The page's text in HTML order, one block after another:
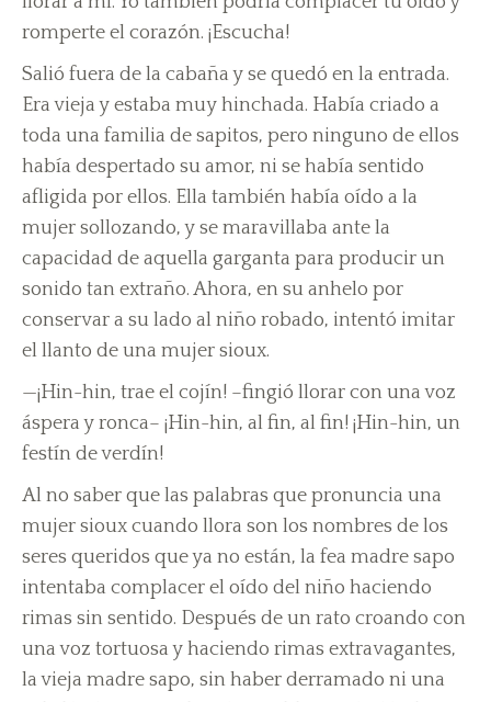
romperte el corazón. ¡Escucha!
Salió fuera de la cabaña y se quedó en la entrada.
Era vieja y estaba muy hinchada. Había criado a
toda una familia de sapitos, pero ninguno de ellos
había despertado su amor, ni se había sentido
afligida por ellos. Ella también había oído a la
mujer sollozando, y se maravillaba ante la
capacidad de aquella garganta para producir un
sonido tan extraño. Ahora, en su anhelo por
conservar a su lado al niño robado, intentó imitar
el llanto de una mujer sioux.
—¡Hin-hin, trae el cojín! –fingió llorar con una voz
áspera y ronca– ¡Hin-hin, al fin, al fin! ¡Hin-hin, un
festín de verdín!
Al no saber que las palabras que pronuncia una
mujer sioux cuando llora son los nombres de los
seres queridos que ya no están, la fea madre sapo
intentaba complacer el oído del niño haciendo
rimas sin sentido. Después de un rato croando con
una voz tortuosa y haciendo rimas extravagantes,
la vieja madre sapo, sin haber derramado ni una